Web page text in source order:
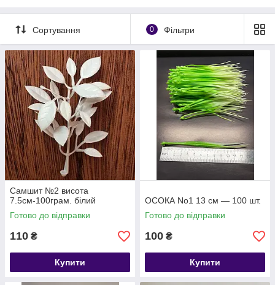
створюючи гармонійні композиції.
Довговічність:
Штучна зелень не псується і не пліснявіє, зберігаючи
привабливий вигляд на тривалий час.
Універсальність:
Підходить для декорування як класичного, так і
прозорого мила.
Сортування 0 Фільтри
Самшит №2 висота
7.5см-100грам. білий
Готово до відправки
110 ₴
Купити
ОСОКА No1 13 см — 100 шт.
Готово до відправки
100 ₴
Купити